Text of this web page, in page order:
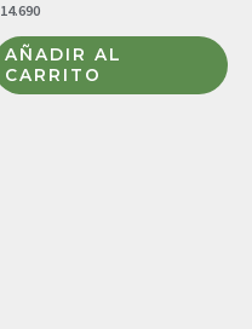
14.690
AÑADIR AL
CARRITO